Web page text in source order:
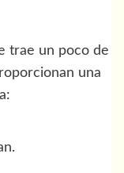
trae un poco de
una